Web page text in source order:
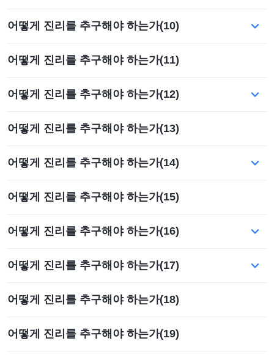
어떻게 진리를 추구해야 하는가(10)
어떻게 진리를 추구해야 하는가(11)
어떻게 진리를 추구해야 하는가(12)
어떻게 진리를 추구해야 하는가(13)
어떻게 진리를 추구해야 하는가(14)
어떻게 진리를 추구해야 하는가(15)
어떻게 진리를 추구해야 하는가(16)
어떻게 진리를 추구해야 하는가(17)
어떻게 진리를 추구해야 하는가(18)
어떻게 진리를 추구해야 하는가(19)